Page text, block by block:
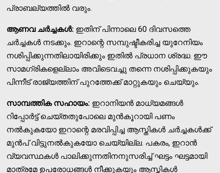
പ്രാബല്യത്തില്‍ വരും.
ആണവ ചര്‍ച്ചകള്‍: ഇതിന് പിന്നാലെ 60 ദിവസത്തെ
ചര്‍ച്ചകള്‍ നടക്കും. ഇറാന്റെ സമ്പുഷ്ടീകരിച്ച യുറേനിയം
നശിപ്പിക്കുന്നതിലായിരിക്കും ഇതില്‍ പ്രധാന ശ്രദ്ധ. ഈ
സാമഗ്രികളെല്ലാം അവിടെവച്ചു തന്നെ നശിപ്പിക്കുകയും
പിന്നീട് രാജ്യത്തിന് പുറത്തേക്ക് മാറ്റുകയും ചെയ്യും.
സാമ്പത്തിക സഹായം: ഇറാനിയന്‍ മാധ്യമങ്ങള്‍
റിപ്പോര്‍ട്ട് ചെയ്തതുപോലെ മുന്‍കൂറായി പണം
നല്‍കുകയോ ഇറാന്റെ മരവിപ്പിച്ച ആസ്തികള്‍ ചര്‍ച്ചകള്‍ക്ക്
മുന്‍പ് വിട്ടുനല്‍കുകയോ ചെയ്യില്ല. പകരം, ഇറാന്‍
വ്യവസ്ഥകള്‍ പാലിക്കുന്നതിനനുസരിച്ച് ഘട്ടം ഘട്ടമായി
മാത്രമേ ഉപരോധങ്ങള്‍ നീക്കുകയും ആസ്തികള്‍